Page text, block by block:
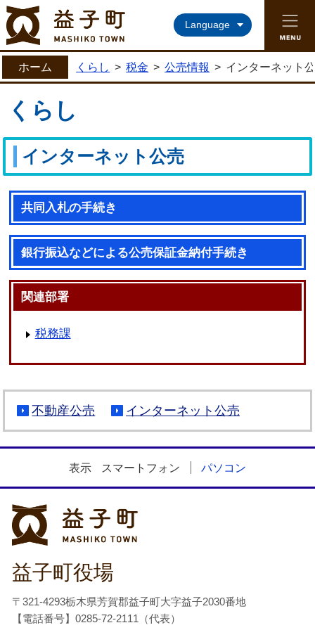
益子町ホームページ
Language
ホーム くらし > 税金 > 公売情報 > インターネット
くらし
インターネット公売
共同入札の手続き
銀行振込などによる公売保証金納付手続き
関連部署
税務課
不動産公売 インターネット公売
表示 スマートフォン パソコン
益子町役場
〒321-4293栃木県芳賀郡益子町大字益子2030番地
【電話番号】0285-72-2111（代表）